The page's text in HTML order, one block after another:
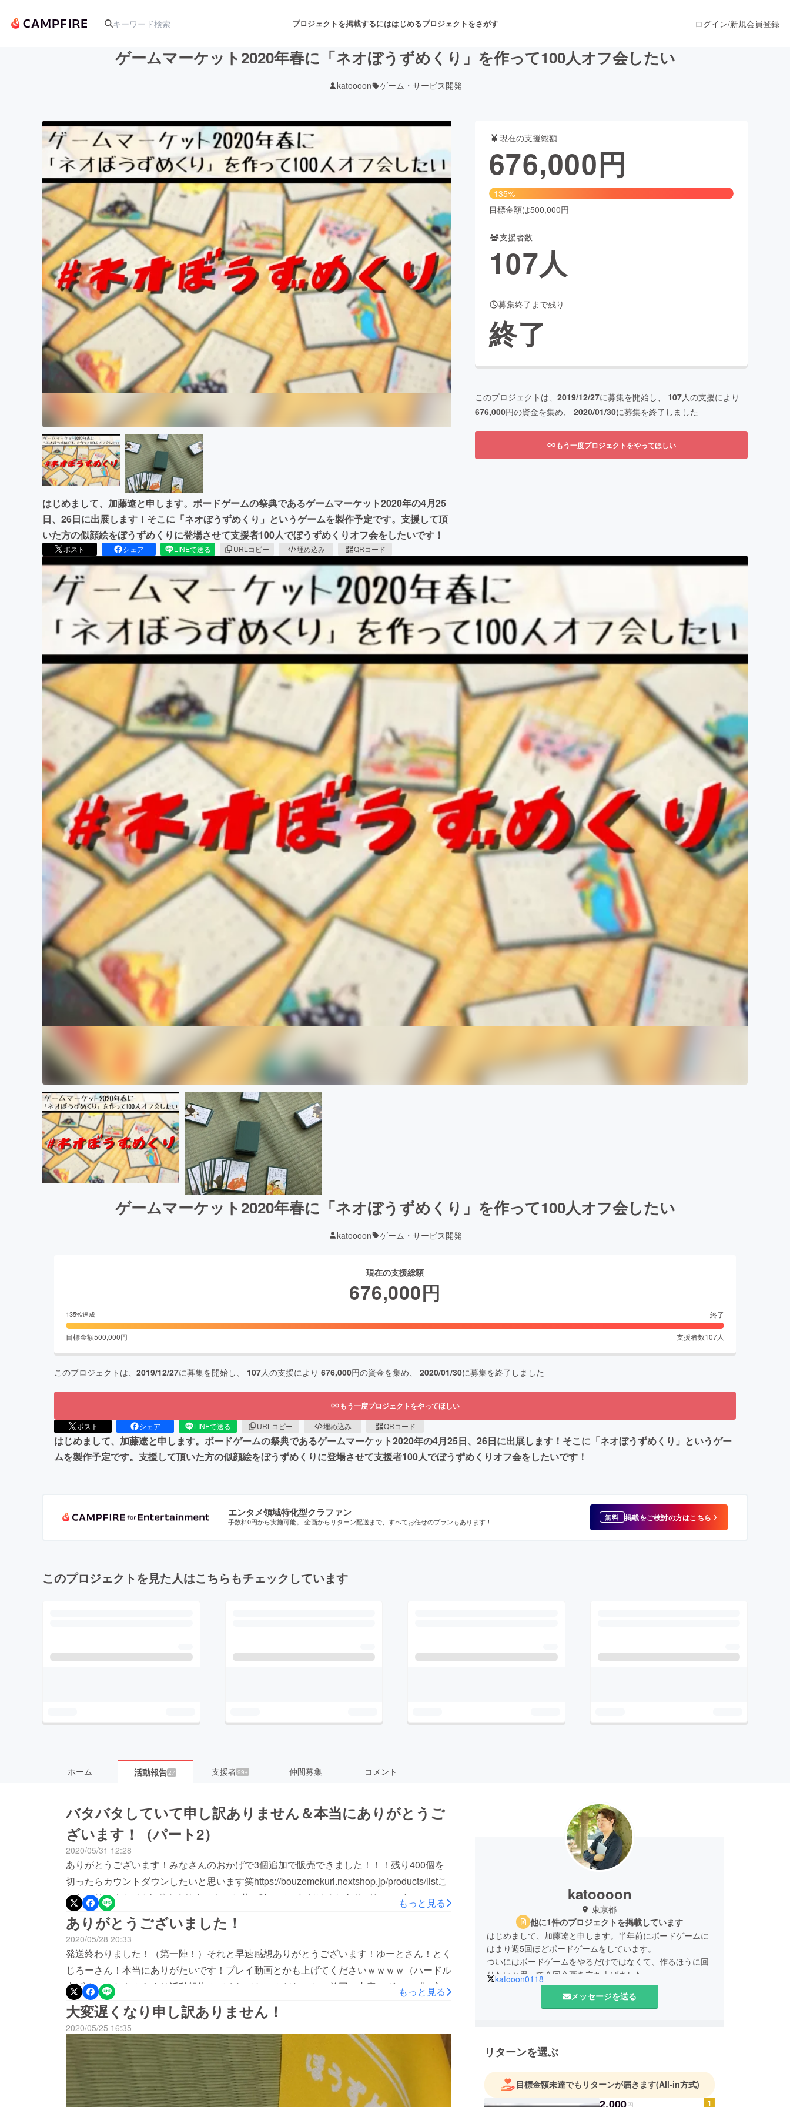
プロジェクトを掲載するにははじめるプロジェクトをさがす
アート・写真 音楽 舞台・パフォーマンス
テクノロジー・ガジェット ゲーム・サービス開発 フード・飲食店 ファッション
映像・映画 書籍・雑誌出版 アニメ・漫画
ビジネス・起業 チャレンジ ビューティー・ヘルスケア
まちづくり・地域活性化
CAMPFIRE for Social Good
CAMPFIRE Creation
CAMPFIREふるさと納税
ログイン/新規会員登録
ゲームマーケット2020年春に「ネオぼうずめくり」を作って100人オフ会したい
katoooon ゲーム・サービス開発
はじめまして、加藤遼と申します。ボードゲームの祭典であるゲームマーケット2020年の4月25
日、26日に出展します！そこに「ネオぼうずめくり」というゲームを製作予定です。支援して頂
いた方の似顔絵をぼうずめくりに登場させて支援者100人でぼうずめくりオフ会をしたいです！
ポスト シェア LINEで送る URLコピー 埋め込み QRコード
現在の支援総額
676,000円
135%
目標金額は500,000円
支援者数
107人
募集終了まで残り
終了
このプロジェクトは、 2019/12/27に募集を開始し、 107人の支援により
676,000円の資金を集め、 2020/01/30に募集を終了しました
もう一度プロジェクトをやってほしい
ゲームマーケット2020年春に「ネオぼうずめくり」を作って100人オフ会したい
katoooon ゲーム・サービス開発
現在の支援総額
676,000円
135%達成 終了
目標金額500,000円 支援者数107人
このプロジェクトは、 2019/12/27に募集を開始し、 107人の支援により 676,000円の資金を集め、 2020/01/30に募集を終了しました
もう一度プロジェクトをやってほしい
ポスト シェア LINEで送る URLコピー 埋め込み QRコード
はじめまして、加藤遼と申します。ボードゲームの祭典であるゲームマーケット2020年の4月25日、26日に出展します！そこに「ネオぼうずめくり」というゲー
ムを製作予定です。支援して頂いた方の似顔絵をぼうずめくりに登場させて支援者100人でぼうずめくりオフ会をしたいです！
エンタメ領域特化型クラファン
手数料0円から実施可能。 企画からリターン配送まで、すべてお任せのプランもあります！ 無料 掲載をご検討の方はこちら
このプロジェクトを見た人はこちらもチェックしています
ホーム 活動報告 27 支援者99+ 仲間募集 コメント
バタバタしていて申し訳ありません＆本当にありがとうご
ざいます！（パート2）
2020/05/31 12:28
ありがとうございます！みなさんのおかげで3個追加で販売できました！！！残り400個を
切ったらカウントダウンしたいと思います笑https://bouzemekuri.nextshop.jp/products/listこ
ちらのリンクと#ぼうずめくりませんかと共に呟いていただけるとありがたいです！
Youtubeのルール説明動画は本日中に仕上げます！あとぼうずめくりませんかweb版をリ
リースする想定で動いています！頑張って2週間以内に！アプリ版も作りたい（引き続き応
援よろしくお願いします）みなさんのおかげで3個追加で販売できました！！！残り400個
を切ったらカウントダウンしたいと思います笑https://bouzemekuri.nextshop.jp/products/list
こちらのリンクと#ぼうずめくりませんかと共に呟いていただけるとありがたいです！
Youtubeのルール説明動画は本日中に仕上げます！あとぼうずめくりませんかweb版をリ
リースする想定で動いています！頑張って2週間以内に！（アプリ版もリリースした
い。。。）引き続き応援よろしくお願いします札に追加でなりたい！っていう方の要望にも
応えていきたいです！（友達からの反応とかも教えてもらえたらめちゃくちゃ喜びますしで
きるだけ対応したいです）youtubeのチャンネルはこちら（チャンネルの登録もしてもらえ
たらありがたいです！）https://www.youtube.com/channel/UCrBvsajzwSrbvWpyfLC9-Qg?
view_as=subscriber
もっと見る
ありがとうございました！
2020/05/28 20:33
発送終わりました！（第一陣！）それと早速感想ありがとうございます！ゆーとさん！とく
じろーさん！本当にありがたいです！プレイ動画とかも上げてくださいｗｗｗｗ（ハードル
上げる）みなさんあまり活動報告みてくれてないんだなーとｗ前回の内容でグループに入っ
てくださってる方が思った以上に少なかったので寂しんすです笑支援者さんの飲み会第一回
は5/30（土曜日） 18:00～19：00で出入り自由です♪繰り返しになってしまうのですが2点
お願いがございます！支援して頂いた方に対して2点お願いがあります！（支援してもらっ
たのにさらにお願いするとか頭おかしいんか！ごめんなさい！）①ぼうずめくりませんか支
援者さんグループに入って頂けませんでしょうか！
https://www.facebook.com/groups/893028604495981ゲームマーケットが中止になったこと
もあり、売上報告をこのグループ内で定期的にやりたいと思っています。あとは利益が出た
もっと見る
大変遅くなり申し訳ありません！
2020/05/25 16:35
katoooon
東京都
他に1件のプロジェクトを掲載しています
はじめまして、加藤遼と申します。半年前にボードゲームに
はまり週5回ほどボードゲームをしています。
ついにはボードゲームをやるだけではなくて、作るほうに回
りたいと思って今回企画を立ち上げました。
2020年春に新作としてゲームを製作したのですが、イベント
は中止。秋になんとかして新作品を製作したい一心で活動し
katooon0118
メッセージを送る
リターンを選ぶ
目標金額未達でもリターンが届きます(All-in方式)
2,000円